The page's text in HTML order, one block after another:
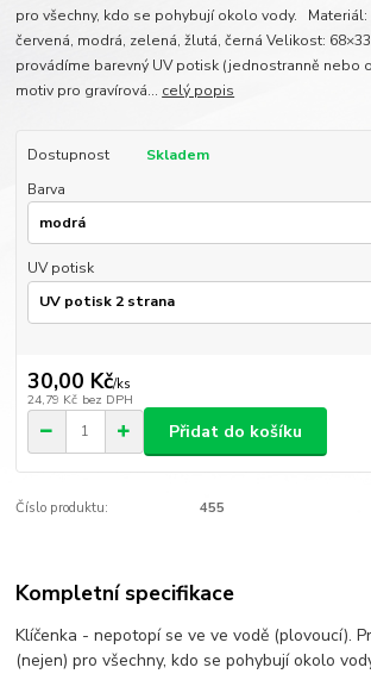
pro všechny, kdo se pohybují okolo vody.
červená, modrá, zelená, žlutá, černá Velikost:
provádíme barevný UV potisk (jednostranně nebo
motiv pro gravírová... celý popis
Dostupnost
Skladem
Barva
UV potisk
30,00 Kč/ks
24,79 Kč bez DPH
Přidat do košíku
Číslo produktu: 455
Kompletní specifikace
Klíčenka - nepotopí se ve ve vodě (plovoucí).
(nejen) pro všechny, kdo se pohybují okolo